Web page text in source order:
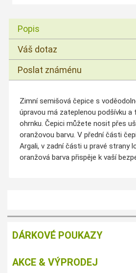
Popis
Váš dotaz
Poslat známénu
Zimní semišová čepice s
úpravou má zateplenou podšívku a
ohrnku. Čepici můžete nosit přes
oranžovou barvu. V přední části
Argali, v zadní části u pravé strany
oranžová barva přispěje k vaší
DÁRKOVÉ POUKAZY
AKCE & VÝPRODEJ